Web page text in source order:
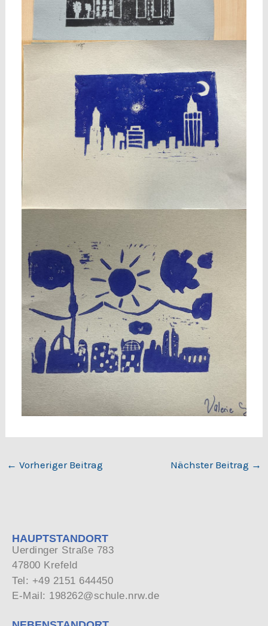
← Vorheriger Beitrag Nächster Beitrag →
HAUPTSTANDORT
Uerdinger Straße 783
47800 Krefeld
Tel: +49 2151 644450
E-Mail: 198262@schule.nrw.de